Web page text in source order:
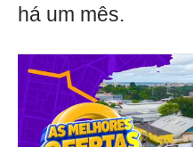
há um mês.